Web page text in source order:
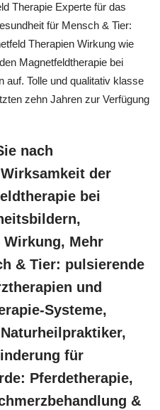
Therapie Experte für das
für Mensch & Tier:
Therapien Wirkung wie
Magnetfeldtherapie bei
auf. Tolle und qualitativ klasse
zehn Jahren zur Verfügung
nach
der
bei
Wirkung, Mehr
& Tier: pulsierende
und
Systeme,
für
Pferdetherapie,
&